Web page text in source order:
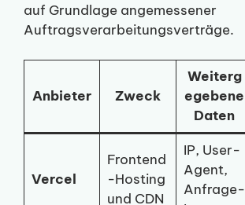
auf Grundlage angemessener
Auftragsverarbeitungsverträge.
Anbieter Zweck
Weiterg
egebene
Daten
Vercel
Frontend
-Hosting
und CDN
IP, User-
Agent,
Anfrage-